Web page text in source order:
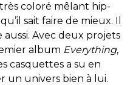
coloré mêlant hip-
sait faire de mieux. Il
aussi. Avec deux projets
album Everything,
casquettes a su en
un univers bien à lui.